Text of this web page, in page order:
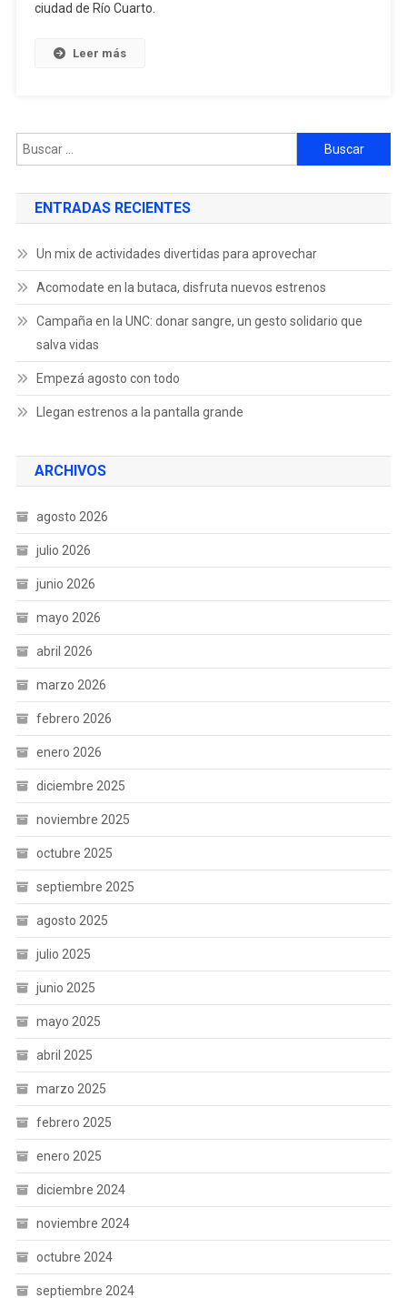
ciudad de Río Cuarto.
Leer más
ENTRADAS RECIENTES
Un mix de actividades divertidas para aprovechar
Acomodate en la butaca, disfruta nuevos estrenos
Campaña en la UNC: donar sangre, un gesto solidario que
salva vidas
Empezá agosto con todo
Llegan estrenos a la pantalla grande
ARCHIVOS
agosto 2026
julio 2026
junio 2026
mayo 2026
abril 2026
marzo 2026
febrero 2026
enero 2026
diciembre 2025
noviembre 2025
octubre 2025
septiembre 2025
agosto 2025
julio 2025
junio 2025
mayo 2025
abril 2025
marzo 2025
febrero 2025
enero 2025
diciembre 2024
noviembre 2024
octubre 2024
septiembre 2024